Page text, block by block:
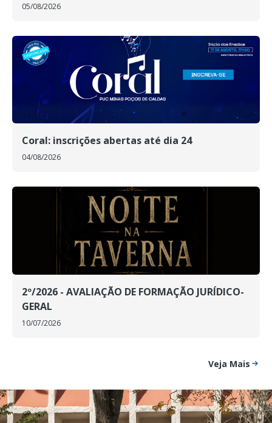
05/08/2026
Coral: inscrições abertas até dia 24
04/08/2026
2º/2026 - AVALIAÇÃO DE FORMAÇÃO JURÍDICO-
GERAL
10/07/2026
Veja Mais